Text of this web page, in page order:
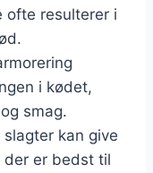
resulterer i
i kødet,
smag.
slagter kan give
der er bedst til